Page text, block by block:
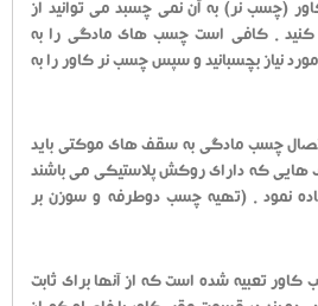
(چسب نر) به آن نمی چسبد می توانید از
. کافی است چسب های مادگی را به
نیاز بچسبانید و سپس چسب نر کاور را به
چسب مادگی به سقف های موکتی باید
هایی که دارای روکش پلاستیکی می باشند
نمود . (تهیه چسب دوطرفه و سوزن بر
تعبیه شده است که از آنها برای ثابت